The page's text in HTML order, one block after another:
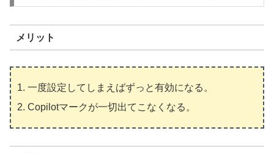
メリット
一度設定してしまえばずっと有効になる。
Copilotマークが一切出てこなくなる。